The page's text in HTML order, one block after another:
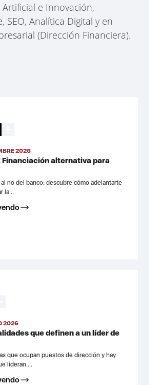
e Innovación,
SEO, Analítica Digital y en
(Dirección Financiera).
2026
Financiación alternativa para
no del banco: descubre cómo adelantarte
la...
2026
que definen a un líder de
que ocupan puestos de dirección y hay
lideran....